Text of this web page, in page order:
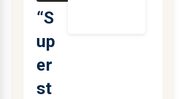
“S
up
er
st